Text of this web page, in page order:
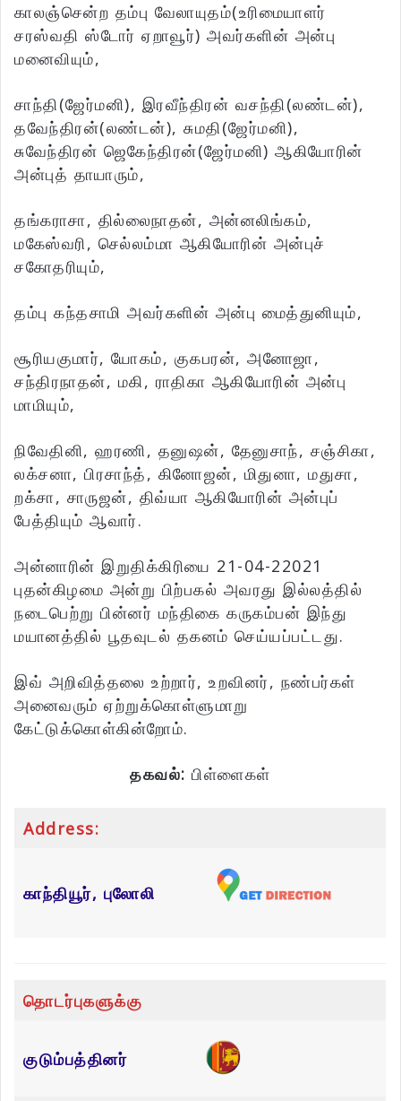
காலஞ்சென்ற தம்பு வேலாயுதம்(உரிமையாளர்
சரஸ்வதி ஸ்டோர் ஏறாவூர்) அவர்களின் அன்பு
மனைவியும்,
சாந்தி(ஜேர்மனி), இரவீந்திரன் வசந்தி(லண்டன்),
தவேந்திரன்(லண்டன்), சுமதி(ஜேர்மனி),
சுவேந்திரன் ஜெகேந்திரன்(ஜேர்மனி) ஆகியோரின்
அன்புத் தாயாரும்,
தங்கராசா, தில்லைநாதன், அன்னலிங்கம்,
மகேஸ்வரி, செல்லம்மா ஆகியோரின் அன்புச்
சகோதரியும்,
தம்பு கந்தசாமி அவர்களின் அன்பு மைத்துனியும்,
சூரியகுமார், யோகம், குகபரன், அனோஜா,
சந்திரநாதன், மகி, ராதிகா ஆகியோரின் அன்பு
மாமியும்,
நிவேதினி, ஹரணி, தனுஷன், தேனுசாந், சஞ்சிகா,
லக்சனா, பிரசாந்த், கினோஜன், மிதுனா, மதுசா,
றக்சா, சாருஜன், திவ்யா ஆகியோரின் அன்புப்
பேத்தியும் ஆவார்.
அன்னாரின் இறுதிக்கிரியை 21-04-22021
புதன்கிழமை அன்று பிற்பகல் அவரது இல்லத்தில்
நடைபெற்று பின்னர் மந்திகை கருகம்பன் இந்து
மயானத்தில் பூதவுடல் தகனம் செய்யப்பட்டது.
இவ் அறிவித்தலை உற்றார், உறவினர், நண்பர்கள்
அனைவரும் ஏற்றுக்கொள்ளுமாறு
கேட்டுக்கொள்கின்றோம்.
தகவல்: பிள்ளைகள்
Address:
காந்தியூர், புலோலி
தொடர்புகளுக்கு
குடும்பத்தினர்